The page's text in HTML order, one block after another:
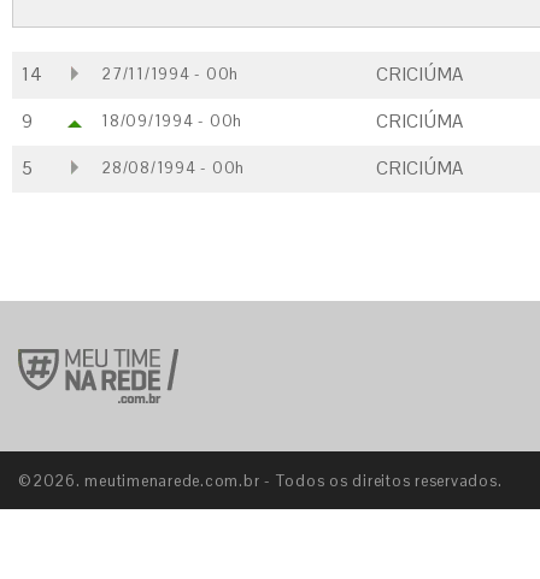
14 27/11/1994 - 00h CRICIÚMA
9 18/09/1994 - 00h CRICIÚMA
5 28/08/1994 - 00h CRICIÚMA
©2026. meutimenarede.com.br - Todos os direitos reservados.